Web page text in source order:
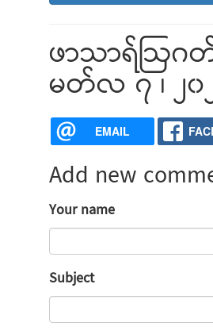
ဖာသာရ်ဩဂ
မတ်လ ၇ ၊ ၂၀
EMAIL
Add new
Your name
Subject